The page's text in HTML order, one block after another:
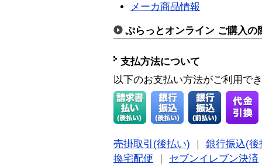
メーカ商品情報
ぷらっとオンライン ご購入の
支払方法について
以下のお支払い方法がご利用で
売掛取引(後払い)
銀行振込(後
換宅配便
セブンイレブン決済